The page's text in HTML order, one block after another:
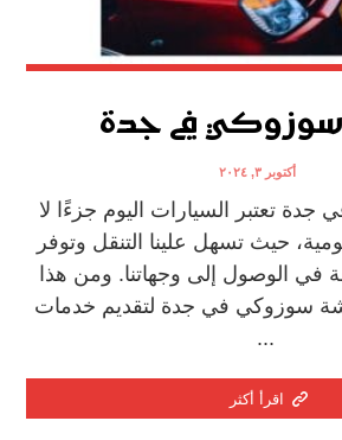
في جدة
أكتوبر ٣, ٢٠٢٤
تعتبر السيارات اليوم جزءًا لا
حيث تسهل علينا التنقل وتوفر
في الوصول إلى وجهاتنا. ومن هذا
سوزوكي في جدة لتقديم خدمات
...
اقرأ أكثر